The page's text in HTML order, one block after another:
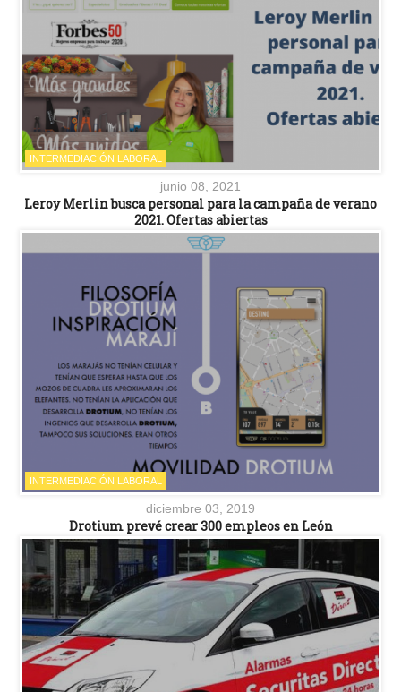
INTERMEDIACIÓN LABORAL
junio 08, 2021
Leroy Merlin busca personal para la campaña de verano
2021. Ofertas abiertas
INTERMEDIACIÓN LABORAL
diciembre 03, 2019
Drotium prevé crear 300 empleos en León